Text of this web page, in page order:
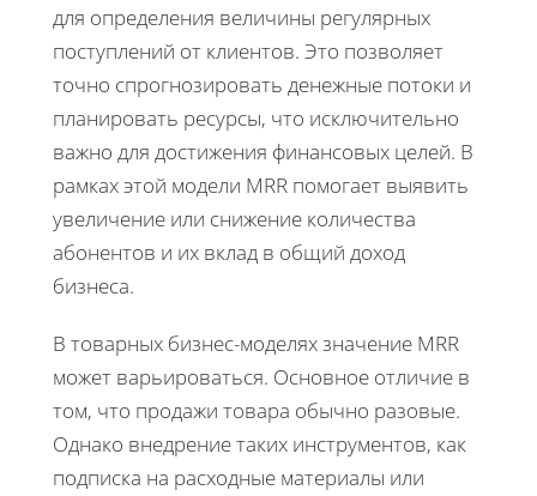
для определения величины регулярных
поступлений от клиентов. Это позволяет
точно спрогнозировать денежные потоки и
планировать ресурсы, что исключительно
важно для достижения финансовых целей. В
рамках этой модели MRR помогает выявить
увеличение или снижение количества
абонентов и их вклад в общий доход
бизнеса.
В товарных бизнес-моделях значение MRR
может варьироваться. Основное отличие в
том, что продажи товара обычно разовые.
Однако внедрение таких инструментов, как
подписка на расходные материалы или